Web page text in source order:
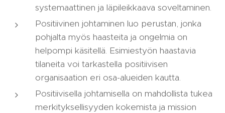
systemaattinen ja läpileikkaava soveltaminen.
Positiivinen johtaminen luo perustan, jonka
pohjalta myös haasteita ja ongelmia on
helpompi käsitellä. Esimiestyön haastavia
tilaneita voi tarkastella positiivisen
organisaation eri osa-alueiden kautta.
Positiivisella johtamisella on mahdollista tukea
merkityksellisyyden kokemista ja mission